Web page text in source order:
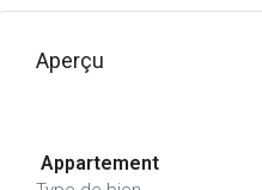
Aperçu
Appartement